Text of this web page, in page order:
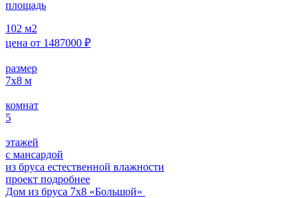
площадь
102 м2
цена от 1487000 ₽
размер
7х8 м
комнат
5
этажей
с мансардой
из бруса естественной влажности
проект подробнее
Дом из бруса 7х8 «Большой»